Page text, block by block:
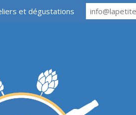
et dégustations